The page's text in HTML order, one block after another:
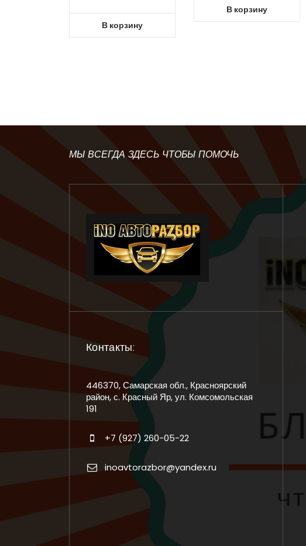
В корзину
В корзину
МЫ ВСЕГДА ЗДЕСЬ ЧТОБЫ ПОМОЧЬ
Контакты:
446370, Самарская обл., Красноярский
район, с. Красный Яр, ул. Комсомольская
191
+7 (927) 260-05-22
inoavtorazbor@yandex.ru